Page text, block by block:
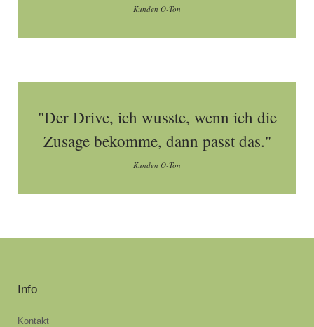
Kunden O-Ton
"Der Drive, ich wusste, wenn ich die
Zusage bekomme, dann passt das."
Kunden O-Ton
Info
Kontakt